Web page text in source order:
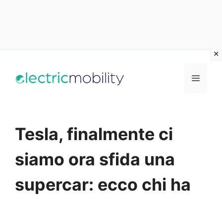
Menu
Tesla, finalmente ci
siamo ora sfida una
supercar: ecco chi ha